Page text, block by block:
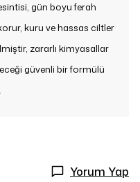
gün boyu ferah
kuru ve hassas ciltler
zararlı kimyasallar
güvenli bir formülü
Yorum Yap